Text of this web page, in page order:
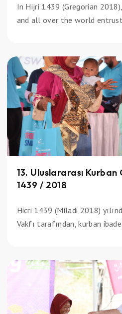
In Hijri 1439 (Gregorian
and all over the world
13. Uluslararası
1439 / 2018
Hicri 1439 (Miladi 2018)
Vakfı tarafından, kurban